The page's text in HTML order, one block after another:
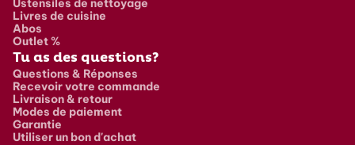
Livres de cuisine
Abos
Outlet %
Tu as des questions?
Questions & Réponses
Recevoir votre commande
Livraison & retour
Modes de paiement
Garantie
Utiliser un bon d'achat